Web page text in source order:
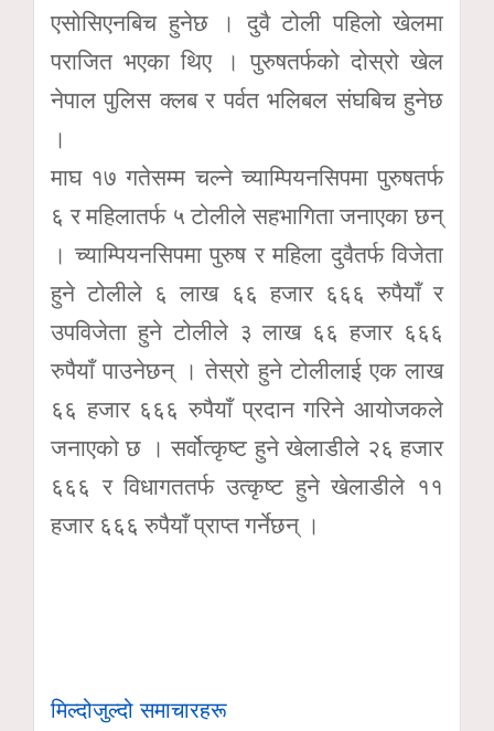
एसोसिएनबिच हुनेछ । दुवै टोली पहिलो खेलमा
पराजित भएका थिए । पुरुषतर्फको दोस्रो खेल
नेपाल पुलिस क्लब र पर्वत भलिबल संघबिच हुनेछ
।
माघ १७ गतेसम्म चल्ने च्याम्पियनसिपमा पुरुषतर्फ
६ र महिलातर्फ ५ टोलीले सहभागिता जनाएका छन्
। च्याम्पियनसिपमा पुरुष र महिला दुवैतर्फ विजेता
हुने टोलीले ६ लाख ६६ हजार ६६६ रुपैयाँ र
उपविजेता हुने टोलीले ३ लाख ६६ हजार ६६६
रुपैयाँ पाउनेछन् । तेस्रो हुने टोलीलाई एक लाख
६६ हजार ६६६ रुपैयाँ प्रदान गरिने आयोजकले
जनाएको छ । सर्वोत्कृष्ट हुने खेलाडीले २६ हजार
६६६ र विधागततर्फ उत्कृष्ट हुने खेलाडीले ११
हजार ६६६ रुपैयाँ प्राप्त गर्नेछन् ।
मिल्दोजुल्दो समाचारहरू